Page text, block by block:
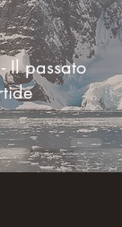
Il passato